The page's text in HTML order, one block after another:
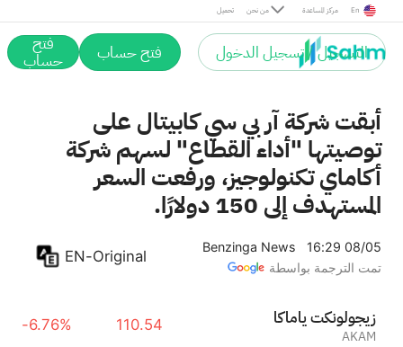
تحميل من نحن مركز المساعدة En
التسجيل / تسجيل الدخول فتح حساب فتح
حساب
أبقت شركة آر بي سي كابيتال على
توصيتها "أداء القطاع" لسهم شركة
أكاماي تكنولوجيز، ورفعت السعر
المستهدف إلى 150 دولارًا.
Benzinga News
16:29 08/05
تمت الترجمة بواسطة
EN-Original
اكاماي تكنولوجيز
AKAM
110.54
-6.76%